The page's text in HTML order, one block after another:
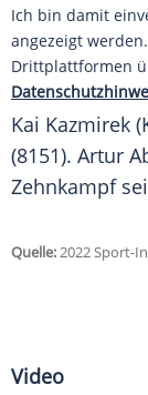
Ich bin damit
angezeigt
Drittplattformen
Kai Kazmirek
(8151). Artur
Zehnkampf
Quelle:2022 Sport-
Video